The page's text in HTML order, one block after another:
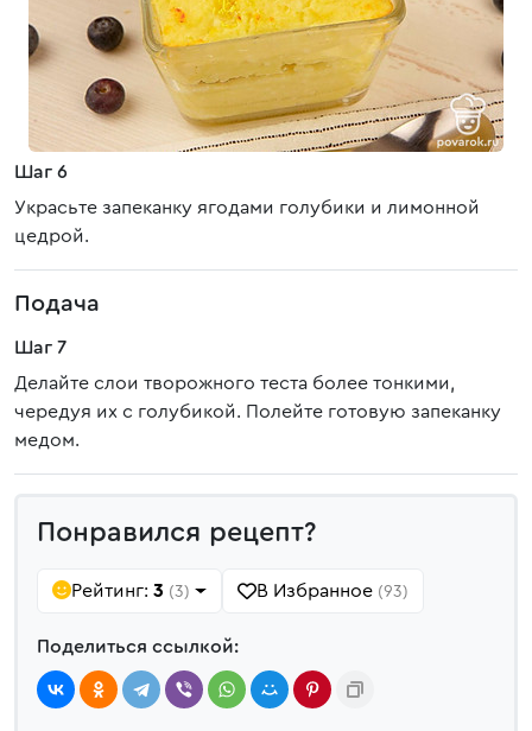
Шаг 6
Украсьте запеканку ягодами голубики и лимонной
цедрой.
Подача
Шаг 7
Делайте слои творожного теста более тонкими,
чередуя их с голубикой. Полейте готовую запеканку
медом.
Понравился рецепт?
Рейтинг: 3 (3) В Избранное (93)
Поделиться ссылкой: